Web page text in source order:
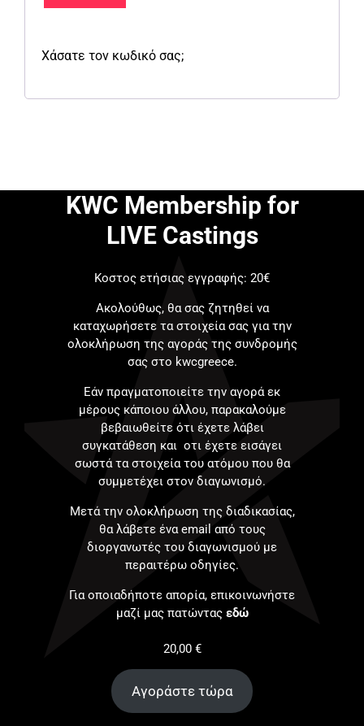
Χάσατε τον κωδικό σας;
KWC Membership for
LIVE Castings
Κοστος ετήσιας εγγραφής: 20€
Ακολούθως, θα σας ζητηθεί να
καταχωρήσετε τα στοιχεία σας για την
ολοκλήρωση της αγοράς της συνδρομής
σας στο kwcgreece.
Εάν πραγματοποιείτε την αγορά εκ
μέρους κάποιου άλλου, παρακαλούμε
βεβαιωθείτε ότι έχετε λάβει
συγκατάθεση και οτι έχετε εισάγει
σωστά τα στοιχεία του ατόμου που θα
συμμετέχει στον διαγωνισμό.
Μετά την ολοκλήρωση της διαδικασίας,
θα λάβετε ένα email από τους
διοργανωτές του διαγωνισμού με
περαιτέρω οδηγίες.
Για οποιαδήποτε απορία, επικοινωνήστε
μαζί μας πατώντας εδώ
20,00 €
Αγοράστε τώρα